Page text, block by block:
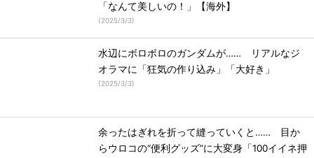
「なんて美しいの！」【海外】
(2025/3/3)
水辺にボロボロのガンダムが…… リアルなジ
オラマに「狂気の作り込み」「大好き」
(2025/3/3)
余ったはぎれを折って縫っていくと…… 目か
らウロコの“便利グッズ”に大変身「100イイネ押